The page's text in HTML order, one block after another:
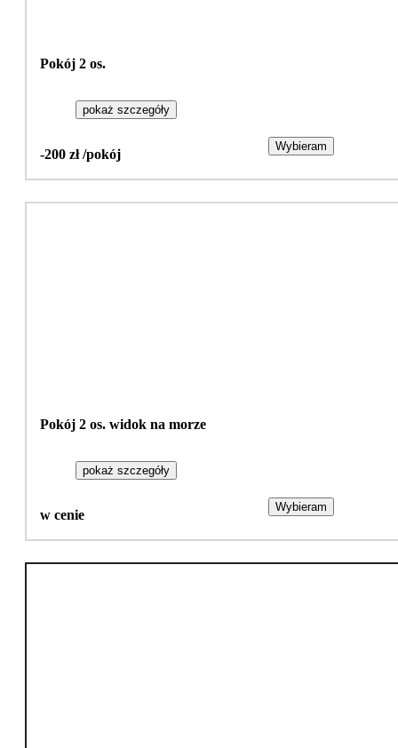
Pokój 2 os.
pokaż szczegóły
-200 zł /pokój
Wybieram
Pokój 2 os. widok na morze
pokaż szczegóły
w cenie
Wybieram